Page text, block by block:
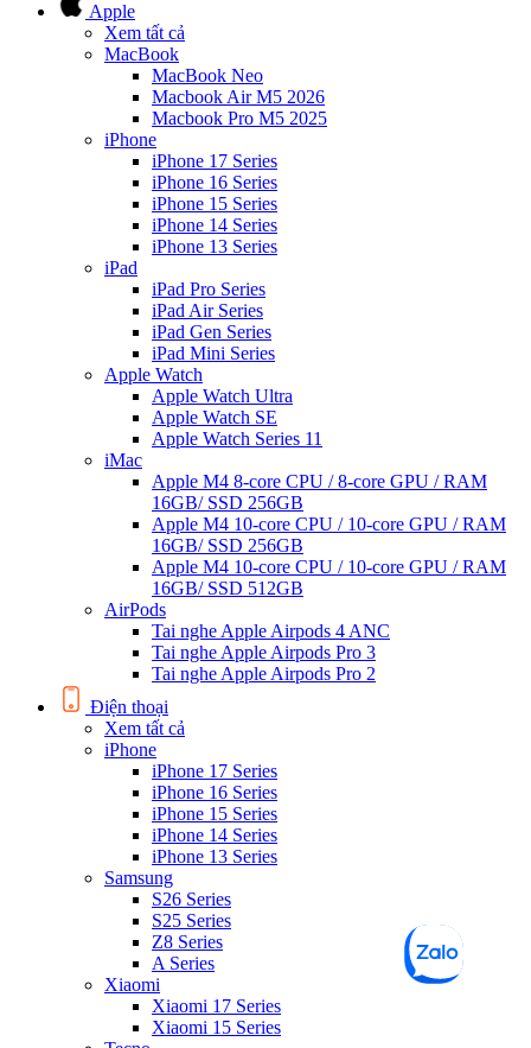
Apple
Xem tất cả
MacBook
MacBook Neo
Macbook Air M5 2026
Macbook Pro M5 2025
iPhone
iPhone 17 Series
iPhone 16 Series
iPhone 15 Series
iPhone 14 Series
iPhone 13 Series
iPad
iPad Pro Series
iPad Air Series
iPad Gen Series
iPad Mini Series
Apple Watch
Apple Watch Ultra
Apple Watch SE
Apple Watch Series 11
iMac
Apple M4 8-core CPU / 8-core GPU / RAM
16GB/ SSD 256GB
Apple M4 10-core CPU / 10-core GPU / RAM
16GB/ SSD 256GB
Apple M4 10-core CPU / 10-core GPU / RAM
16GB/ SSD 512GB
AirPods
Tai nghe Apple Airpods 4 ANC
Tai nghe Apple Airpods Pro 3
Tai nghe Apple Airpods Pro 2
Điện thoại
Xem tất cả
iPhone
iPhone 17 Series
iPhone 16 Series
iPhone 15 Series
iPhone 14 Series
iPhone 13 Series
Samsung
S26 Series
S25 Series
Z8 Series
A Series
Xiaomi
Xiaomi 17 Series
Xiaomi 15 Series